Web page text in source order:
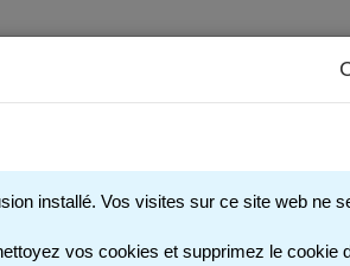
- Accueils périscolaires -
installé. Vos visites sur ce site web ne
vos cookies et supprimez le cookie